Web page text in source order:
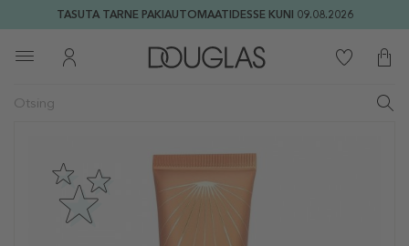
TASUTA TARNE PAKIAUTOMAATIDESSE KUNI 09.08.2026